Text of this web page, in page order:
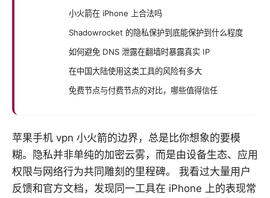
小火箭在 iPhone 上合法吗
Shadowrocket 的隐私保护到底能保护到什么程度
如何避免 DNS 泄露在翻墙时暴露真实 IP
在中国大陆使用这类工具的风险有多大
免费节点与付费节点的对比，哪些值得信任
苹果手机 vpn 小火箭的边界，总是比你想象的要模
糊。隐私并非单纯的加密云雾，而是由设备生态、应用
权限与网络行为共同雕刻的里程碑。 我看过大量用户
反馈和官方文档，发现同一工具在 iPhone 上的表现常